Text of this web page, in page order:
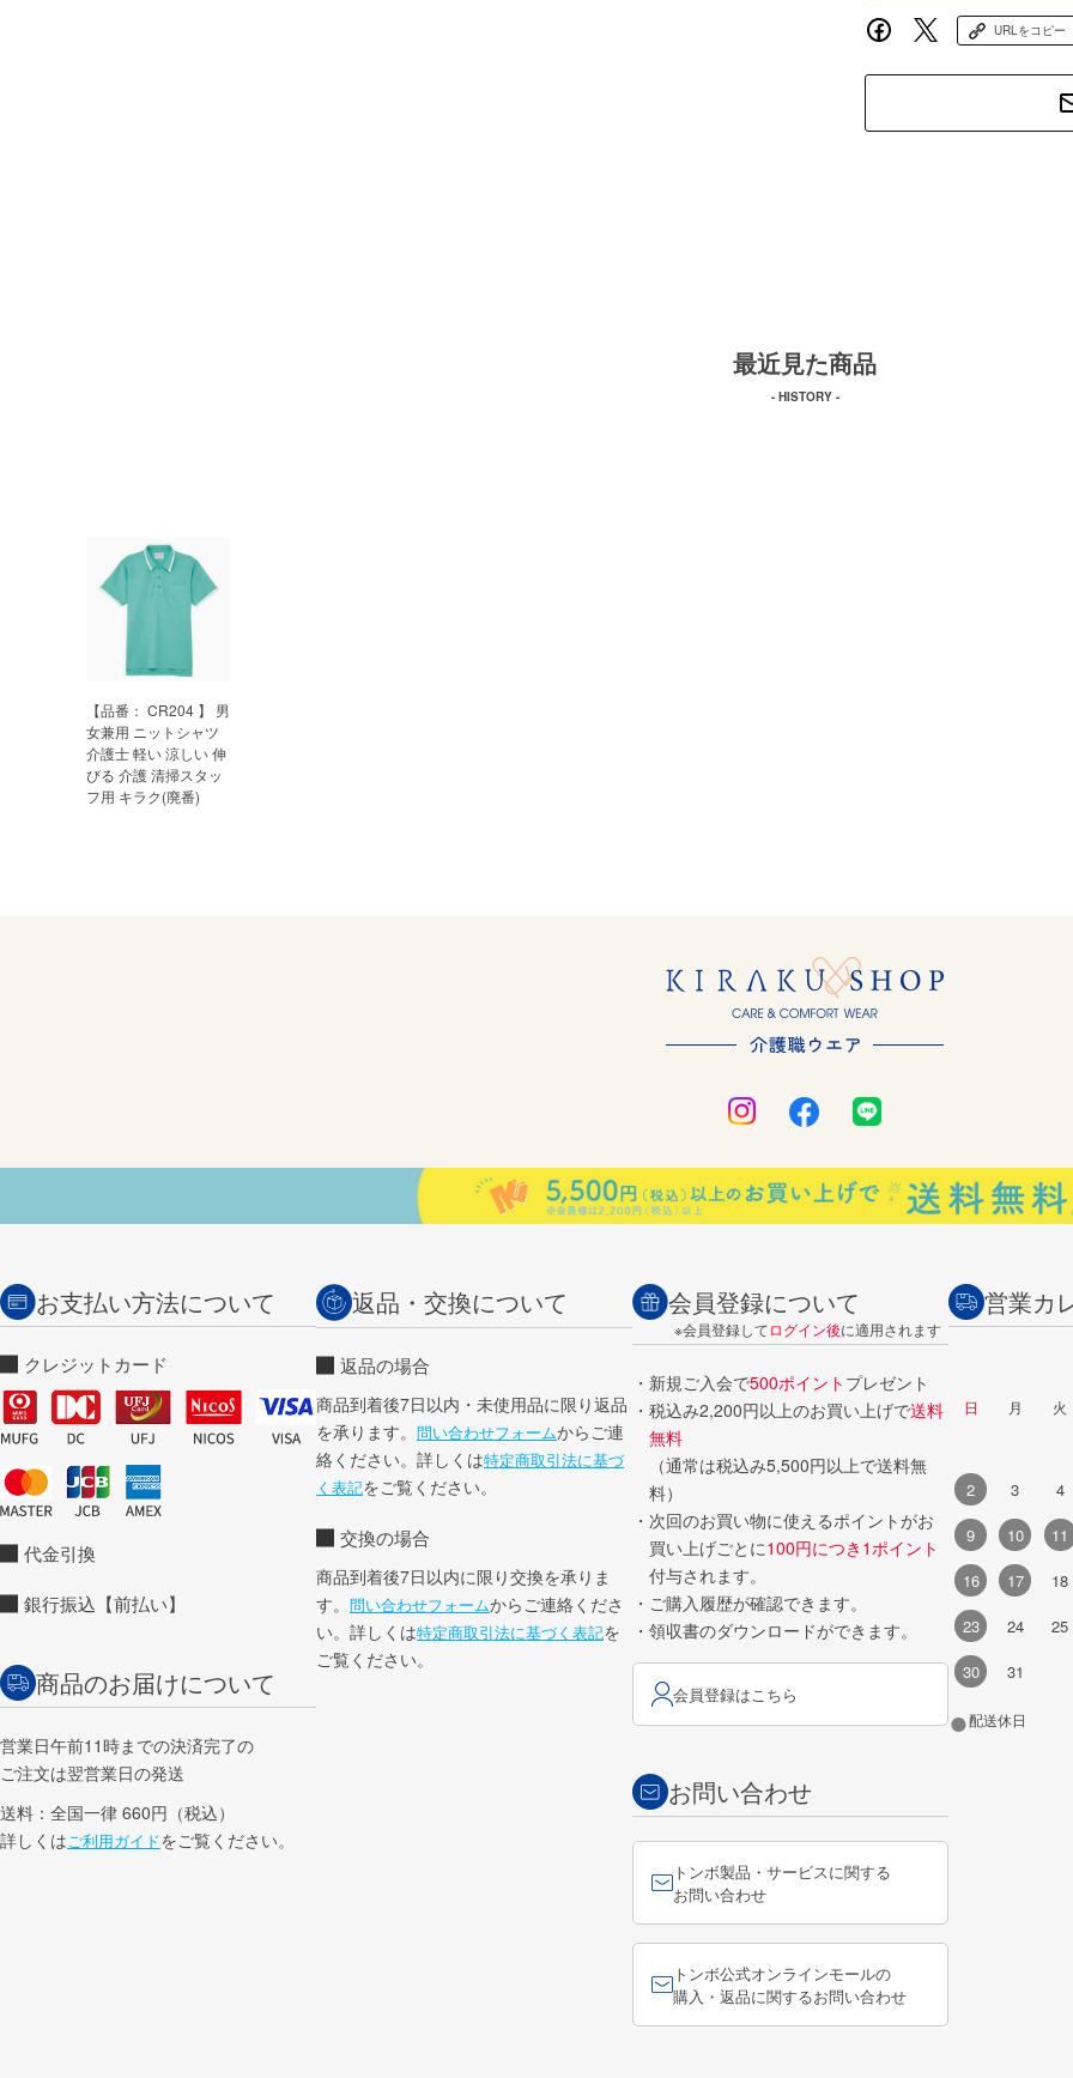
URLをコピー
最近見た商品
- HISTORY -
【品番： CR204 】 男
女兼用 ニットシャツ
介護士 軽い 涼しい 伸
びる 介護 清掃スタッ
フ用 キラク(廃番)
お支払い方法について
クレジットカード
代金引換
銀行振込【前払い】
商品のお届けについて
営業日午前11時までの決済完了の
ご注文は翌営業日の発送
送料：全国一律 660円（税込）
詳しくはご利用ガイドをご覧ください。
返品・交換について
返品の場合
商品到着後7日以内・未使用品に限り返品
を承ります。 問い合わせフォームからご連
絡ください。詳しくは特定商取引法に基づ
く表記をご覧ください。
交換の場合
商品到着後7日以内に限り交換を承りま
す。 問い合わせフォームからご連絡くださ
い。詳しくは特定商取引法に基づく表記を
ご覧ください。
会員登録について
※会員登録してログイン後に適用されます
・新規ご入会で500ポイント プレゼント
・税込み2,200円以上のお買い上げで送料
無料
（通常は税込み5,500円以上で送料無
料）
・次回のお買い物に使えるポイントがお
買い上げごとに100円につき1ポイント
付与されます。
・ご購入履歴が確認できます。
・領収書のダウンロードができます。
会員登録はこちら
お問い合わせ
トンボ製品・サービスに関する
お問い合わせ
トンボ公式オンラインモールの
購入・返品に関するお問い合わせ
営業カ
日 月 火
2
3 4
9
10 11
16
17 18
23
24 25
30
31
●配送休日